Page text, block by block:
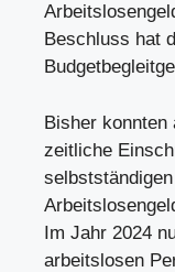
Beschluss hat
Bisher konnten
zeitliche
Im Jahr 2024
arbeitslosen